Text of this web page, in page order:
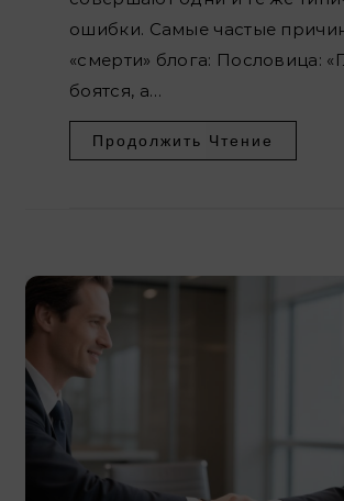
ошибки. Самые частые
«смерти» блога: Пословица:
боятся, а…
Продолжить Чтение